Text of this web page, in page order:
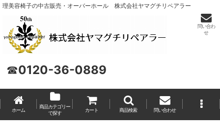
理美容椅子の中古販売・オーバーホール 株式会社ヤマグチリペアラー
☎0120-36-0889
問い合わ
せ
ホーム
商品カテゴリー
で探す
カート 商品検索 問い合わせ